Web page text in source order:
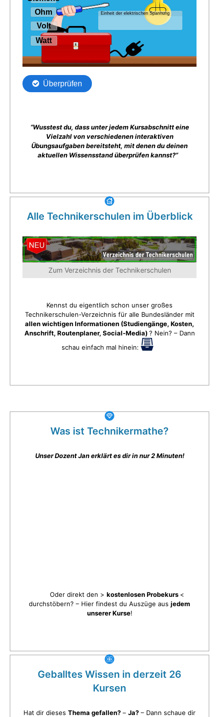
“Wusstest du, dass unter jedem Kursabschnitt eine
Vielzahl von verschiedenen interaktiven
Übungsaufgaben bereitsteht, mit denen du deinen
aktuellen Wissensstand überprüfen kannst?”
Alle Technikerschulen im Überblick
Zum Verzeichnis der Technikerschulen
Kennst du eigentlich schon unser großes
Technikerschulen-Verzeichnis für alle Bundesländer mit
allen wichtigen Informationen (Studiengänge, Kosten,
Anschrift, Routenplaner, Social-Media) ? Nein? – Dann
schau einfach mal hinein:
Was ist Technikermathe?
Unser Dozent Jan erklärt es dir in nur 2 Minuten!
Oder direkt den > kostenlosen Probekurs <
durchstöbern? – Hier findest du Auszüge aus jedem
unserer Kurse!
Geballtes Wissen in derzeit 26
Kursen
Hat dir dieses Thema gefallen? – Ja? – Dann schaue dir